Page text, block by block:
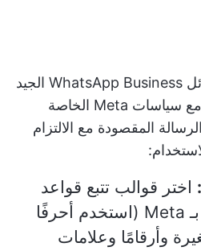
يجب أن يكون قالب رسائل WhatsApp Business الجيد
واضحًا ومنظمًا ومتوافقًا مع سياسات Meta الخاصة
المقصودة مع الالتزام
اختر قوالب تتبع قواعد
التسمية الخاصة بـ Meta (استخدم أحرفًا
وأرقامًا وعلامات